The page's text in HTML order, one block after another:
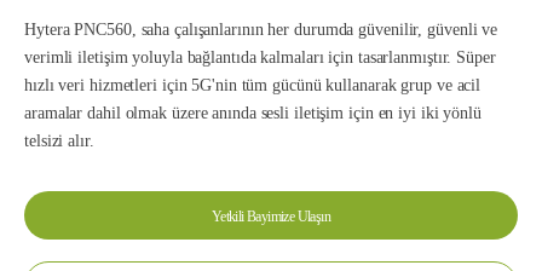
Hytera PNC560, saha çalışanlarının her durumda güvenilir, güvenli ve
verimli iletişim yoluyla bağlantıda kalmaları için tasarlanmıştır. Süper
hızlı veri hizmetleri için 5G'nin tüm gücünü kullanarak grup ve acil
aramalar dahil olmak üzere anında sesli iletişim için en iyi iki yönlü
telsizi alır.
Yetkili Bayimize Ulaşın